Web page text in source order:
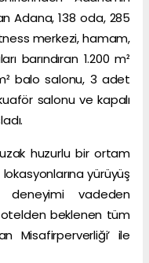
Adana, 138 oda, 285
merkezi, hamam,
barındıran 1.200 m²
balo salonu, 3 adet
salonu ve kapalı
huzurlu bir ortam
yürüyüş
deneyimi vadeden
otelden beklenen tüm
Misafirperverliği’ ile